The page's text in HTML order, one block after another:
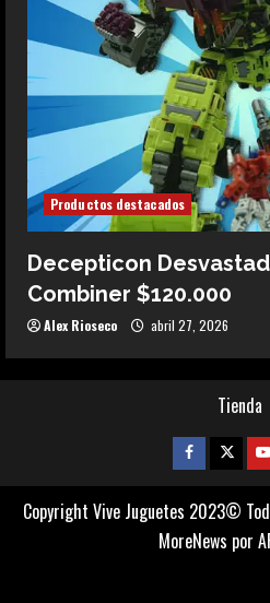
Productos destacados
Decepticon
Combiner $120.000
Alex Rioseco abril 27, 2026
Tienda
Facebook
Twitter
Copyright Vive Juguetes 2023©
MoreNews por